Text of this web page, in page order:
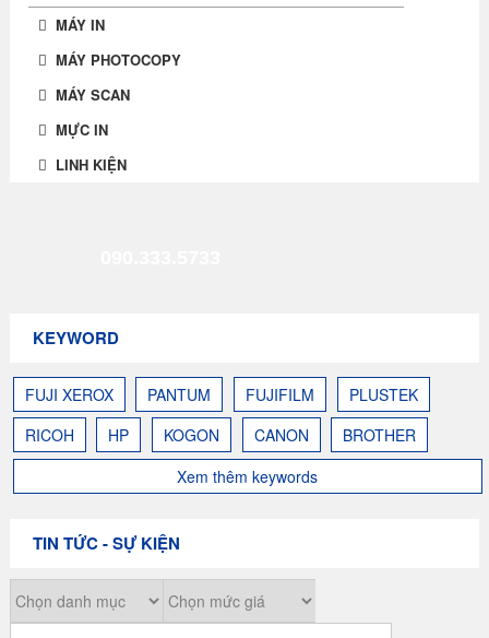
MÁY IN
MÁY PHOTOCOPY
MÁY SCAN
MỰC IN
LINH KIỆN
KEYWORD
FUJI XEROX PANTUM FUJIFILM
PLUSTEK
RICOH
HP KOGON CANON
BROTHER
Xem thêm keywords
TIN TỨC - SỰ KIỆN